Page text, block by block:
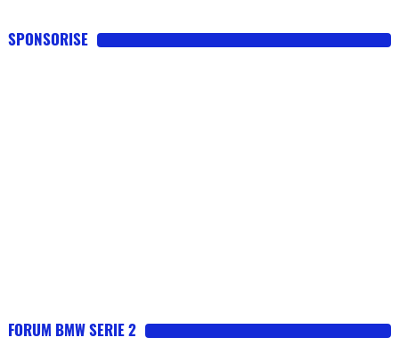
SPONSORISE
FORUM BMW SERIE 2